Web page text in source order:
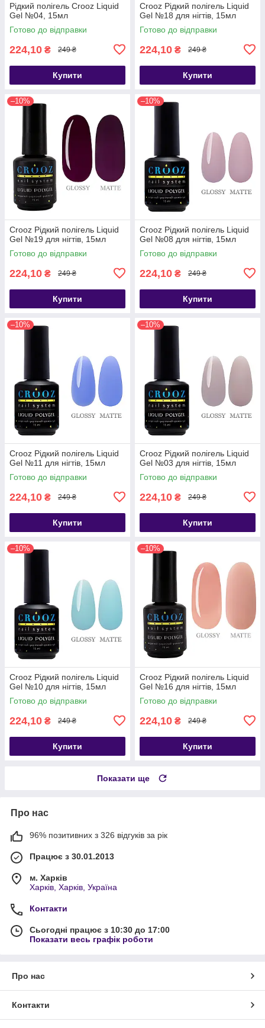
Рідкий полігель Crooz Liquid
Gel №04, 15мл
Готово до відправки
224,10 ₴ 249 ₴
Купити
Crooz Рідкий полігель Liquid
Gel №18 для нігтів, 15мл
Готово до відправки
224,10 ₴ 249 ₴
Купити
–10%
Crooz Рідкий полігель Liquid
Gel №19 для нігтів, 15мл
Готово до відправки
224,10 ₴ 249 ₴
Купити
–10%
Crooz Рідкий полігель Liquid
Gel №08 для нігтів, 15мл
Готово до відправки
224,10 ₴ 249 ₴
Купити
–10%
Crooz Рідкий полігель Liquid
Gel №11 для нігтів, 15мл
Готово до відправки
224,10 ₴ 249 ₴
Купити
–10%
Crooz Рідкий полігель Liquid
Gel №03 для нігтів, 15мл
Готово до відправки
224,10 ₴ 249 ₴
Купити
–10%
Crooz Рідкий полігель Liquid
Gel №10 для нігтів, 15мл
Готово до відправки
224,10 ₴ 249 ₴
Купити
–10%
Crooz Рідкий полігель Liquid
Gel №16 для нігтів, 15мл
Готово до відправки
224,10 ₴ 249 ₴
Купити
Показати ще
Про нас
96% позитивних з 326 відгуків за рік
Працює з 30.01.2013
м. Харків
Харків, Харків, Україна
Контакти
Сьогодні працює з 10:30 до 17:00
Показати весь графік роботи
Про нас
Контакти